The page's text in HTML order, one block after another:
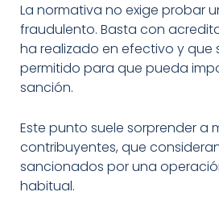
La normativa no exige probar
fraudulento. Basta con
ha realizado en efectivo y que
permitido para que pueda
sanción.
Este punto suele sorprender a
contribuyentes, que
sancionados por una
habitual.